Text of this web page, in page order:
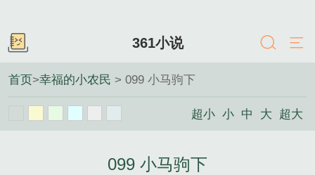
361小说
首页>幸福的小农民 > 099 小马驹下
超小 小 中 大 超大
099 小马驹下